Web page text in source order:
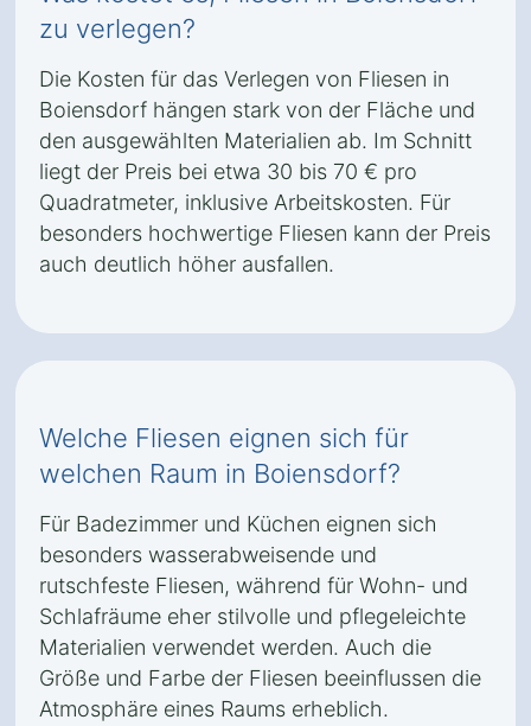
zu verlegen?
Die Kosten für das Verlegen von Fliesen in
Boiensdorf hängen stark von der Fläche und
den ausgewählten Materialien ab. Im Schnitt
liegt der Preis bei etwa 30 bis 70 € pro
Quadratmeter, inklusive Arbeitskosten. Für
besonders hochwertige Fliesen kann der Preis
auch deutlich höher ausfallen.
Welche Fliesen eignen sich für
welchen Raum in Boiensdorf?
Für Badezimmer und Küchen eignen sich
besonders wasserabweisende und
rutschfeste Fliesen, während für Wohn- und
Schlafräume eher stilvolle und pflegeleichte
Materialien verwendet werden. Auch die
Größe und Farbe der Fliesen beeinflussen die
Atmosphäre eines Raums erheblich.